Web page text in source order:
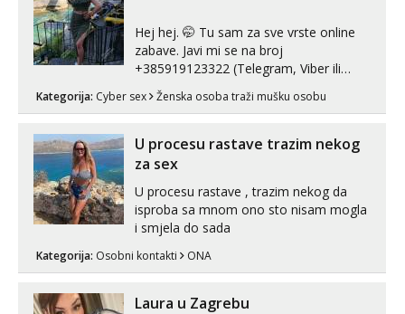
Hej hej. 🤭 Tu sam za sve vrste online
zabave. Javi mi se na broj
+385919123322 (Telegram, Viber ili
Whatsapp). 🤙 NE javljaj se na uzivo.
Hvala.
Kategorija: Cyber sex Ženska osoba traži mušku osobu
U procesu rastave trazim nekog
za sex
U procesu rastave , trazim nekog da
isproba sa mnom ono sto nisam mogla
i smjela do sada
Kategorija: Osobni kontakti ONA
Laura u Zagrebu